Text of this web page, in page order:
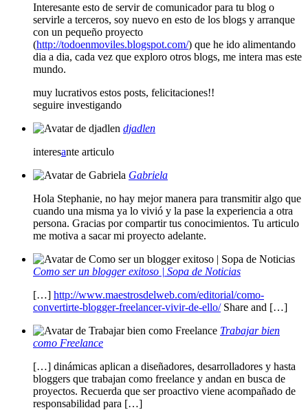
Interesante esto de servir de comunicador para tu blog o
servirle a terceros, soy nuevo en esto de los blogs y arranque
con un pequeño proyecto
(http://todoenmoviles.blogspot.com/) que he ido alimentando
dia a dia, cada vez que exploro otros blogs, me intera mas este
mundo.
muy lucrativos estos posts, felicitaciones!!
seguire investigando
djadlen
interesante articulo
Gabriela
Hola Stephanie, no hay mejor manera para transmitir algo que
cuando una misma ya lo vivió y la pase la experiencia a otra
persona. Gracias por compartir tus conocimientos. Tu articulo
me motiva a sacar mi proyecto adelante.
Como ser un blogger exitoso | Sopa de Noticias
[…] http://www.maestrosdelweb.com/editorial/como-
convertirte-blogger-freelancer-vivir-de-ello/Share and […]
Trabajar bien
como Freelance
[…] dinámicas aplican a diseñadores, desarrolladores y hasta
bloggers que trabajan como freelance y andan en busca de
proyectos. Recuerda que ser proactivo viene acompañado de
responsabilidad para […]